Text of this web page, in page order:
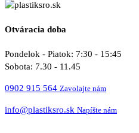
Otváracia doba
Pondelok - Piatok: 7:30 - 15:45
Sobota: 7.30 - 11.45
0902 915 564 Zavolajte nám
info@plastiksro.sk Napíšte nám